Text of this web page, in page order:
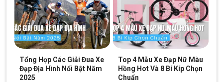
Tổng Hợp Các Giải Đua Xe
Đạp Địa Hình Nổi Bật Năm
2025
Top 4 Mẫu Xe Đạp Nữ Màu
Hồng Hot Và 8 Bí Kíp Chọn
Chuẩn